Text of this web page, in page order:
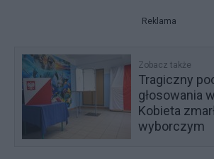
Reklama
Zobacz także
Tragiczny
głosowania
Kobieta
wyborczym